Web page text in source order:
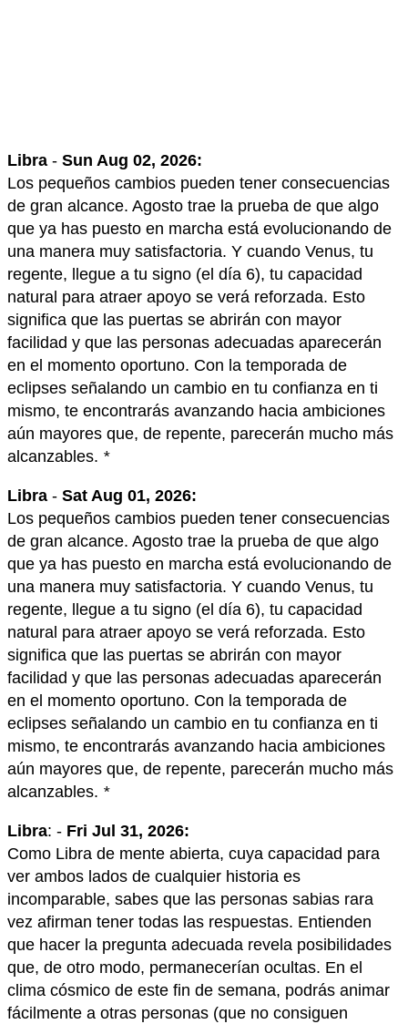
Libra - Sun Aug 02, 2026:
Los pequeños cambios pueden tener consecuencias
de gran alcance. Agosto trae la prueba de que algo
que ya has puesto en marcha está evolucionando de
una manera muy satisfactoria. Y cuando Venus, tu
regente, llegue a tu signo (el día 6), tu capacidad
natural para atraer apoyo se verá reforzada. Esto
significa que las puertas se abrirán con mayor
facilidad y que las personas adecuadas aparecerán
en el momento oportuno. Con la temporada de
eclipses señalando un cambio en tu confianza en ti
mismo, te encontrarás avanzando hacia ambiciones
aún mayores que, de repente, parecerán mucho más
alcanzables. *
Libra - Sat Aug 01, 2026:
Los pequeños cambios pueden tener consecuencias
de gran alcance. Agosto trae la prueba de que algo
que ya has puesto en marcha está evolucionando de
una manera muy satisfactoria. Y cuando Venus, tu
regente, llegue a tu signo (el día 6), tu capacidad
natural para atraer apoyo se verá reforzada. Esto
significa que las puertas se abrirán con mayor
facilidad y que las personas adecuadas aparecerán
en el momento oportuno. Con la temporada de
eclipses señalando un cambio en tu confianza en ti
mismo, te encontrarás avanzando hacia ambiciones
aún mayores que, de repente, parecerán mucho más
alcanzables. *
Libra: - Fri Jul 31, 2026:
Como Libra de mente abierta, cuya capacidad para
ver ambos lados de cualquier historia es
incomparable, sabes que las personas sabias rara
vez afirman tener todas las respuestas. Entienden
que hacer la pregunta adecuada revela posibilidades
que, de otro modo, permanecerían ocultas. En el
clima cósmico de este fin de semana, podrás animar
fácilmente a otras personas (que no consiguen